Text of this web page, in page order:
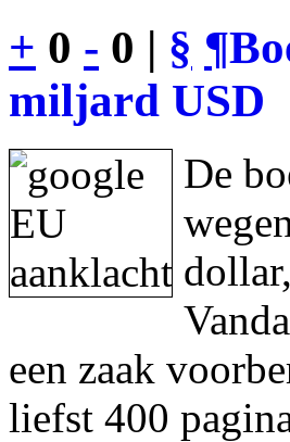
+ 0 - 0 | § ¶
miljard USD
De
een zaak
liefst 400